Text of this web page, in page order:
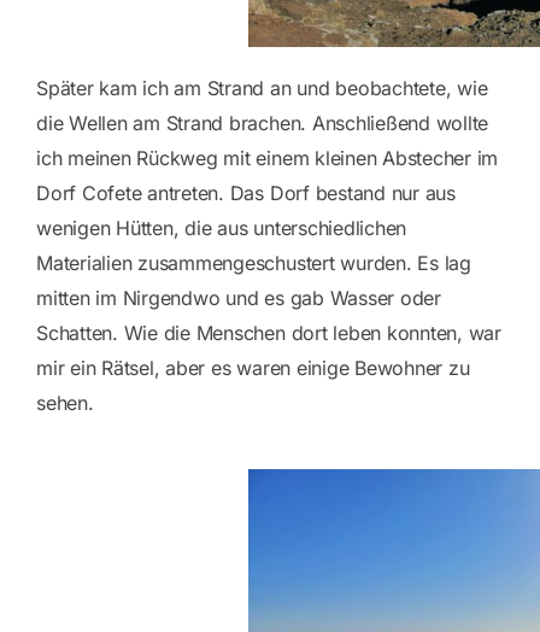
Später kam ich am Strand an und beobachtete, wie
die Wellen am Strand brachen. Anschließend wollte
ich meinen Rückweg mit einem kleinen Abstecher im
Dorf Cofete antreten. Das Dorf bestand nur aus
wenigen Hütten, die aus unterschiedlichen
Materialien zusammengeschustert wurden. Es lag
mitten im Nirgendwo und es gab Wasser oder
Schatten. Wie die Menschen dort leben konnten, war
mir ein Rätsel, aber es waren einige Bewohner zu
sehen.